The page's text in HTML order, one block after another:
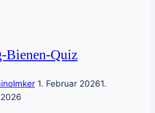
Bienen-Quiz
1. Februar 20261.